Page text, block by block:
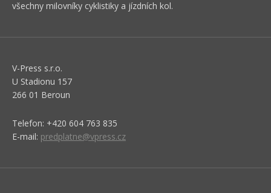
všechny milovníky cyklistiky a jízdních kol.
V-Press s.r.o.
U Stadionu 157
266 01 Beroun
Telefon: +420 604 763 835
E-mail: predplatne@vpress.cz